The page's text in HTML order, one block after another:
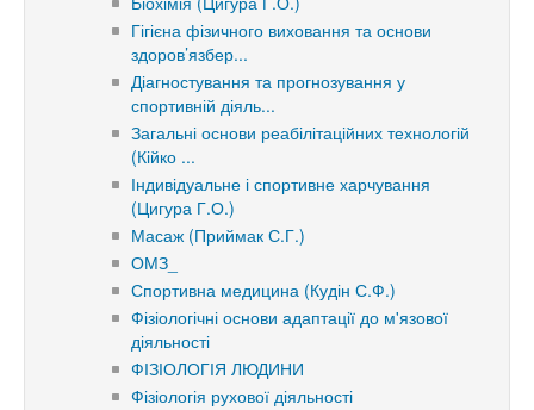
Гігієна фізичного виховання та основи
здоров’язбер...
Діагностування та прогнозування у
спортивній діяль...
Загальні основи реабілітаційних технологій
(Кійко ...
Індивідуальне і спортивне харчування
(Цигура Г.О.)
Масаж (Приймак С.Г.)
ОМЗ_
Спортивна медицина (Кудін С.Ф.)
Фізіологічні основи адаптації до м'язової
діяльності
ФІЗІОЛОГІЯ ЛЮДИНИ
Фізіологія рухової діяльності